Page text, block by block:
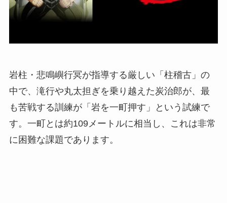
岩柱・悲鳴嶼行冥が指導する厳しい「柱稽古」の
中で、滝行や丸太担ぎを乗り越えた炭治郎が、最
も苦戦する訓練が「岩を一町押す」という試練で
す。一町とは約109メートルに相当し、これは非常
に困難な課題であります。